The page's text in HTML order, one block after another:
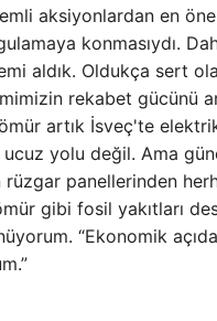
aksiyonlardan en
konmasıydı.
aldık. Oldukça sert
rekabet gücünü
artık İsveç'te
yolu değil. Ama
rüzgar panellerinden
gibi fosil yakıtları
“Ekonomik